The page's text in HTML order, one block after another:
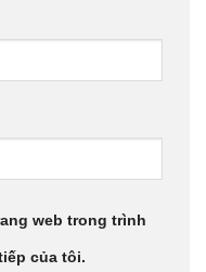
web trong trình
của tôi.